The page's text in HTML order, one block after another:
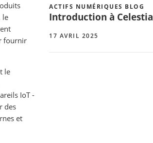
le
fournir
le
IoT -
des
et
ACTIFS NUMÉRIQUES BLOG
Introduction à Celestia
17 AVRIL 2025